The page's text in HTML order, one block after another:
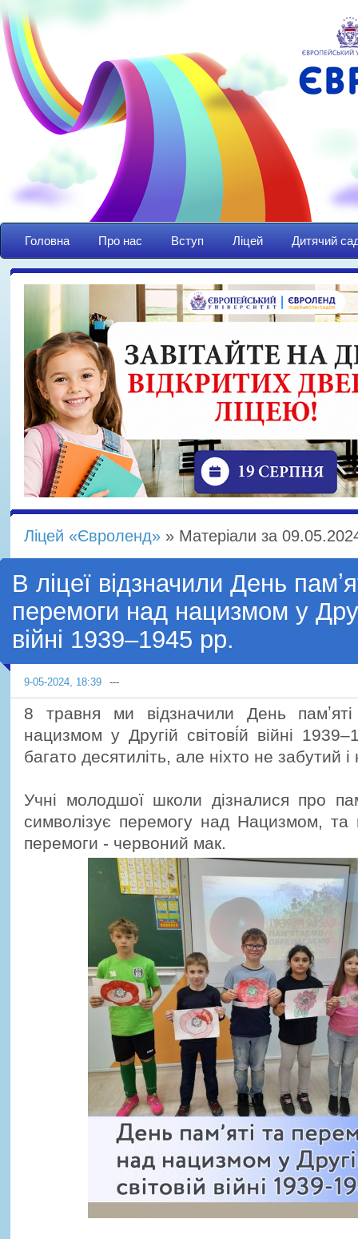
Головна Про нас Вступ Ліцей Дитячий
Ліцей «Євроленд» » Матеріали за
В ліцеї відзначили День
перемоги над нацизмом у
війні 1939–1945 рр.
9-05-2024, 18:39 ---
8 травня ми відзначили День
нацизмом у Другій світові́й війні
багато десятиліть, але ніхто не забутий і
Учні молодшої школи дізналися про
символізує перемогу над Нацизмом, та
перемоги - червоний мак.